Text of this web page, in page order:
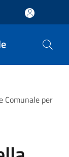
Comunale per